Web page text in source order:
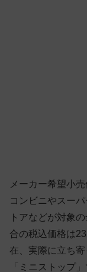
メーカー希望小
コンビニやスー
トアなどが対象
合の税込価格は
在、実際に立ち
「ミニストップ